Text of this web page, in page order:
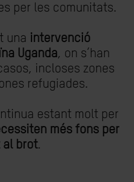
per les comunitats.
una intervenció
Uganda, on s’han
incloses zones
refugiades.
estant molt per
més fons per
brot.